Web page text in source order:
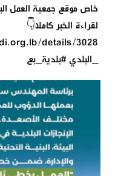
خاص موقع جمعية العمل
لقراءة الخبر كاملًا👇
_البلدي #بلدية_بع